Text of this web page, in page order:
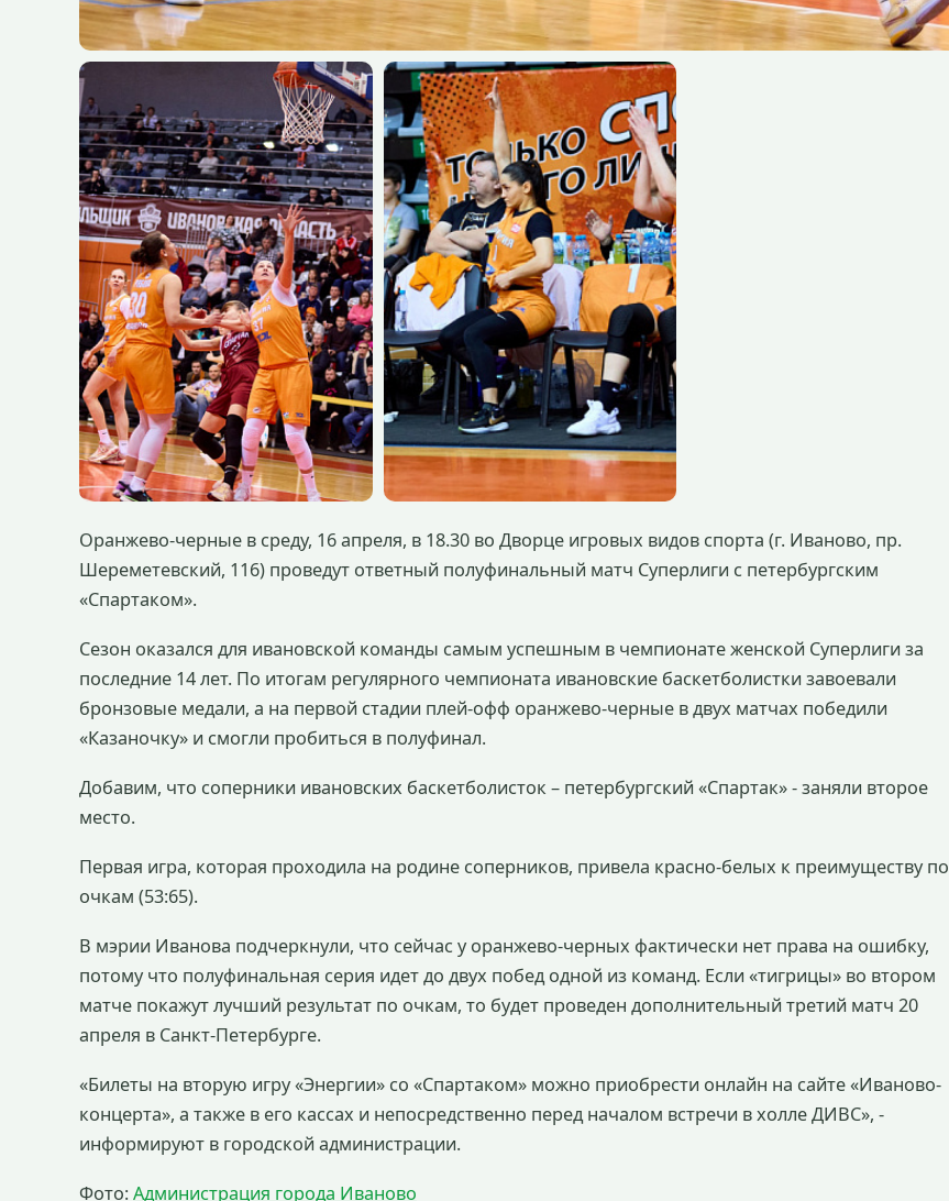
Оранжево-черные в среду, 16 апреля, в 18.30 во Дворце игровых видов спорта (г. Иваново, пр.
Шереметевский, 116) проведут ответный полуфинальный матч Суперлиги с петербургским
«Спартаком».
Сезон оказался для ивановской команды самым успешным в чемпионате женской Суперлиги за
последние 14 лет. По итогам регулярного чемпионата ивановские баскетболистки завоевали
бронзовые медали, а на первой стадии плей-офф оранжево-черные в двух матчах победили
«Казаночку» и смогли пробиться в полуфинал.
Добавим, что соперники ивановских баскетболисток – петербургский «Спартак» - заняли второе
место.
Первая игра, которая проходила на родине соперников, привела красно-белых к преимуществу по
очкам (53:65).
В мэрии Иванова подчеркнули, что сейчас у оранжево-черных фактически нет права на ошибку,
потому что полуфинальная серия идет до двух побед одной из команд. Если «тигрицы» во втором
матче покажут лучший результат по очкам, то будет проведен дополнительный третий матч 20
апреля в Санкт-Петербурге.
«Билеты на вторую игру «Энергии» со «Спартаком» можно приобрести онлайн на сайте «Иваново-
концерта», а также в его кассах и непосредственно перед началом встречи в холле ДИВС», -
информируют в городской администрации.
Фото: Администрация города Иваново